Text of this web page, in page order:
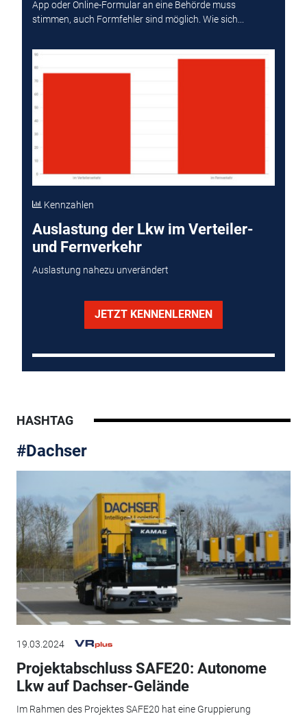
App oder Online-Formular an eine Behörde muss
stimmen, auch Formfehler sind möglich. Wie sich...
Kennzahlen
Auslastung der Lkw im Verteiler-
und Fernverkehr
Auslastung nahezu unverändert
JETZT KENNENLERNEN
HASHTAG
#Dachser
19.03.2024
Projektabschluss SAFE20: Autonome
Lkw auf Dachser-Gelände
Im Rahmen des Projektes SAFE20 hat eine Gruppierung